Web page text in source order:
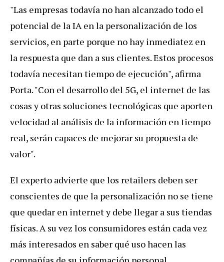
"Las empresas todavía no han alcanzado todo el
potencial de la IA en la personalización de los
servicios, en parte porque no hay inmediatez en
la respuesta que dan a sus clientes. Estos procesos
todavía necesitan tiempo de ejecución", afirma
Porta. "Con el desarrollo del 5G, el internet de las
cosas y otras soluciones tecnológicas que aporten
velocidad al análisis de la información en tiempo
real, serán capaces de mejorar su propuesta de
valor".
El experto advierte que los retailers deben ser
conscientes de que la personalización no se tiene
que quedar en internet y debe llegar a sus tiendas
físicas. A su vez los consumidores están cada vez
más interesados en saber qué uso hacen las